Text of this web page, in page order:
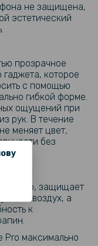
не защищена,
эстетический
прозрачное
которое
с помощью
гибкой форме.
ощущений при
рук. В течение
меняет цвет,
без
удар, защищает
воздух, а
к
Pro максимально